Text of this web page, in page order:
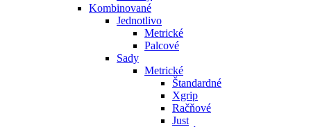
Kombinované
Jednotlivo
Metrické
Palcové
Sady
Metrické
Štandardné
Xgrip
Račňové
Just